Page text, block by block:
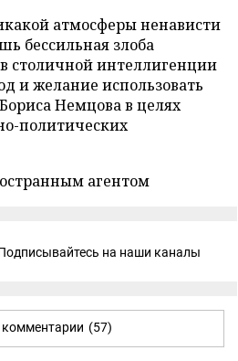
атмосферы ненависти
бессильная злоба
столичной интеллигенции
и желание использовать
Немцова в целях
политических
агентом
на наши каналы
комментарии (57)